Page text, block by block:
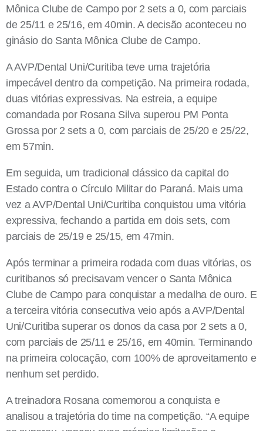
Mônica Clube de Campo por 2 sets a 0, com parciais
de 25/11 e 25/16, em 40min. A decisão aconteceu no
ginásio do Santa Mônica Clube de Campo.
A AVP/Dental Uni/Curitiba teve uma trajetória
impecável dentro da competição. Na primeira rodada,
duas vitórias expressivas. Na estreia, a equipe
comandada por Rosana Silva superou PM Ponta
Grossa por 2 sets a 0, com parciais de 25/20 e 25/22,
em 57min.
Em seguida, um tradicional clássico da capital do
Estado contra o Círculo Militar do Paraná. Mais uma
vez a AVP/Dental Uni/Curitiba conquistou uma vitória
expressiva, fechando a partida em dois sets, com
parciais de 25/19 e 25/15, em 47min.
Após terminar a primeira rodada com duas vitórias, os
curitibanos só precisavam vencer o Santa Mônica
Clube de Campo para conquistar a medalha de ouro. E
a terceira vitória consecutiva veio após a AVP/Dental
Uni/Curitiba superar os donos da casa por 2 sets a 0,
com parciais de 25/11 e 25/16, em 40min. Terminando
na primeira colocação, com 100% de aproveitamento e
nenhum set perdido.
A treinadora Rosana comemorou a conquista e
analisou a trajetória do time na competição. “A equipe